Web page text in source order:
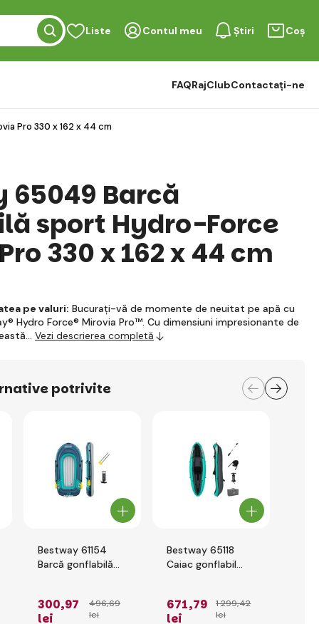
Liste Contul meu Știri Coș
FAQRajClubContactați-ne
Pro 330 x 162 x 44 cm
65049 Barcă
sport Hydro-Force
330 x 162 x 44 cm
pe valuri: Bucurați-vă de momente de neuitat pe apă cu
Hydro Force® Mirovia Pro™. Cu dimensiuni impresionante de
Vezi descrierea completă
potrivite
Bestway 61154
Barcă gonflabilă
137 cm
300,97
lei
496,69
lei
Bestway 65118
Caiac gonflabil
280 x 86 x 40 cm
671,79
lei
1 299,42
lei